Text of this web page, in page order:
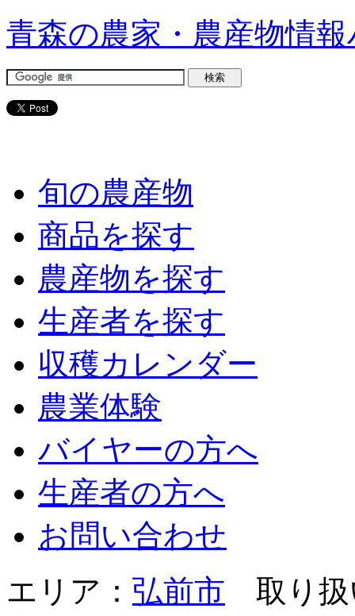
青森の農家・農産物情
旬の農産物
商品を探す
農産物を探す
生産者を探す
収穫カレンダー
農業体験
バイヤーの方へ
生産者の方へ
お問い合わせ
エリア： 弘前市 取り扱